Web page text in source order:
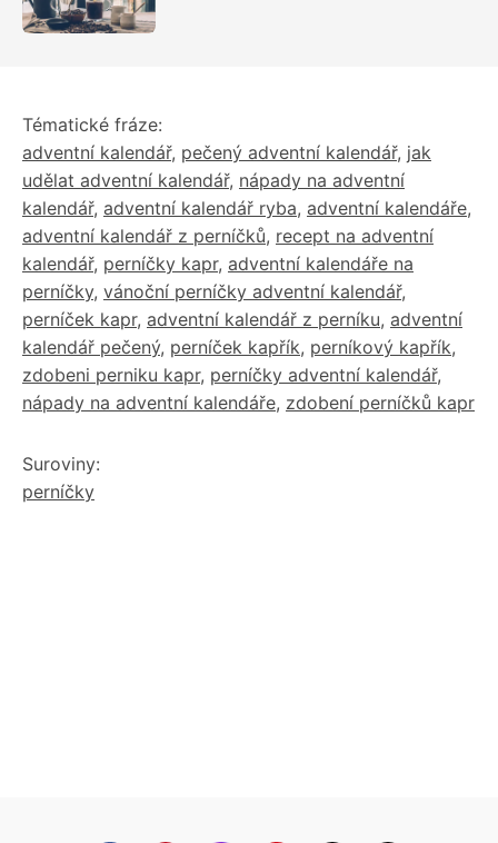
Tématické fráze:
adventní kalendář, pečený adventní kalendář, jak
udělat adventní kalendář, nápady na adventní
kalendář, adventní kalendář ryba, adventní kalendáře,
adventní kalendář z perníčků, recept na adventní
kalendář, perníčky kapr, adventní kalendáře na
perníčky, vánoční perníčky adventní kalendář,
perníček kapr, adventní kalendář z perníku, adventní
kalendář pečený, perníček kapřík, perníkový kapřík,
zdobeni perniku kapr, perníčky adventní kalendář,
nápady na adventní kalendáře, zdobení perníčků kapr
Suroviny:
perníčky